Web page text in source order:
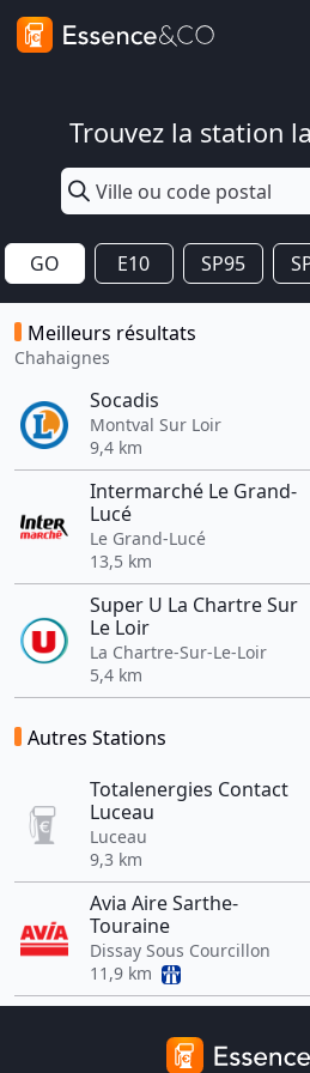
Trouvez la station
GO E10 SP95
Meilleurs résultats
Chahaignes
Socadis
Montval Sur Loir
9,4 km
Intermarché Le Grand-
Lucé
Le Grand-Lucé
13,5 km
Super U La Chartre Sur
Le Loir
La Chartre-Sur-Le-Loir
5,4 km
Autres Stations
Totalenergies Contact
Luceau
Luceau
9,3 km
Avia Aire Sarthe-
Touraine
Dissay Sous Courcillon
11,9 km